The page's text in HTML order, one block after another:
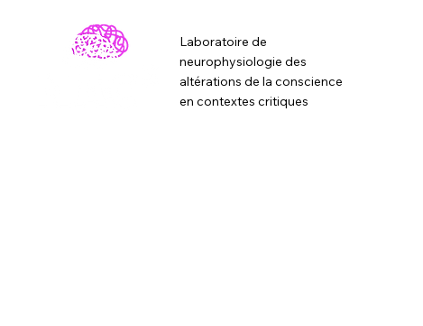
Laboratoire de
neurophysiologie des
altérations de la conscience
en contextes critiques